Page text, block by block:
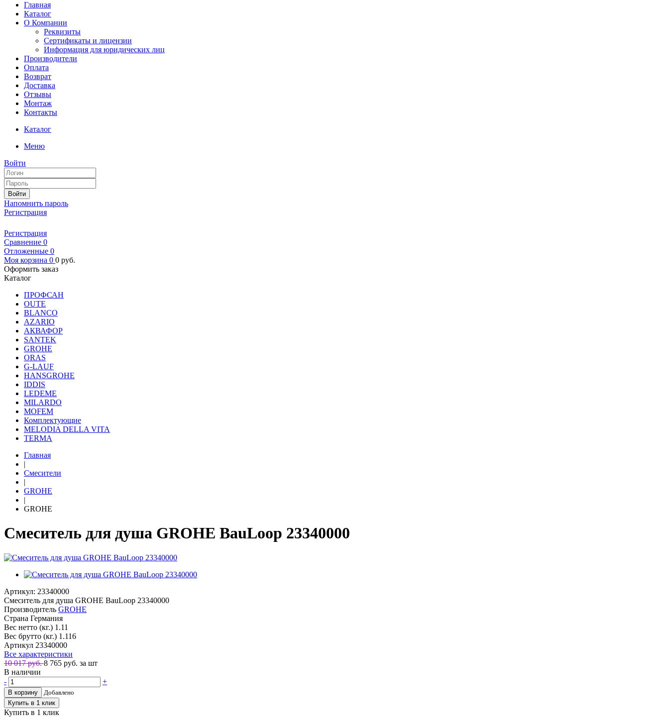
Главная
Каталог
О Компании
Реквизиты
Сертификаты и лицензии
Информация для юридических лиц
Производители
Оплата
Возврат
Доставка
Отзывы
Монтаж
Контакты
Каталог
Меню
Войти
Войти
Напомнить пароль
Регистрация
Регистрация
Сравнение 0
Отложенные 0
Моя корзина 0 0 руб.
Оформить заказ
Каталог
ПРОФСАН
OUTE
BLANCO
AZARIO
АКВАФОР
SANTEK
GROHE
ORAS
G-LAUF
HANSGROHE
IDDIS
LEDEME
MILARDO
MOFEM
Комплектующие
MELODIA DELLA VITA
TERMA
Главная
|
Смесители
|
GROHE
|
GROHE
Смеситель для душа GROHE BauLoop 23340000
Артикул: 23340000
Смеситель для душа GROHE BauLoop 23340000
Производитель GROHE
Страна Германия
Вес нетто (кг.) 1.11
Вес брутто (кг.) 1.116
Артикул 23340000
Все характеристики
10 017 руб.8 765 руб. за шт
В наличии
-
+
В корзину
Добавлено
Купить в 1 клик
Купить в 1 клик